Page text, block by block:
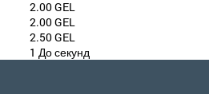
2.00 GEL
2.00 GEL
2.50 GEL
1 До секунд